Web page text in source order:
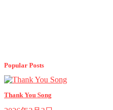
Popular Posts
Thank You Song